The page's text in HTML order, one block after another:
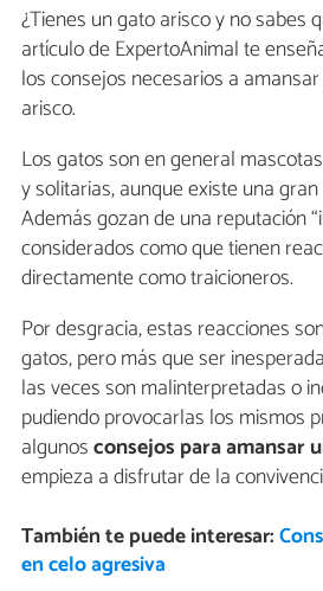
¿Tienes un gato arisco y no sabes
artículo de ExpertoAnimal te
los consejos necesarios a
arisco.
Los gatos son en general
y solitarias, aunque existe una
Además gozan de una reputación
considerados como que tienen
directamente como traicioneros.
Por desgracia, estas reacciones
gatos, pero más que ser
las veces son malinterpretadas o
pudiendo provocarlas los mismos
algunosconsejos para amansar
empieza a disfrutar de la
También te puede interesar:
en celo agresiva